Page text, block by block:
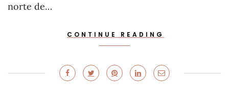
norte de…
CONTINUE READING